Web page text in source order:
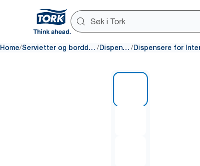
Home/ Servietter og borddekking / Dispensere /